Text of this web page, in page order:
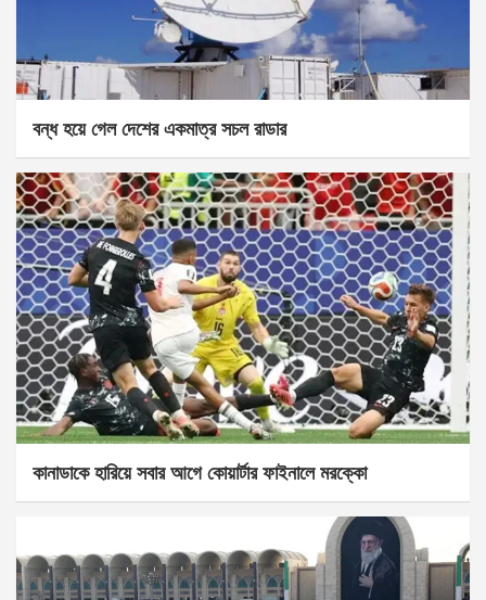
বন্ধ হয়ে গেল দেশের একমাত্র সচল রাডার
কানাডাকে হারিয়ে সবার আগে কোয়ার্টার ফাইনালে মরক্কো